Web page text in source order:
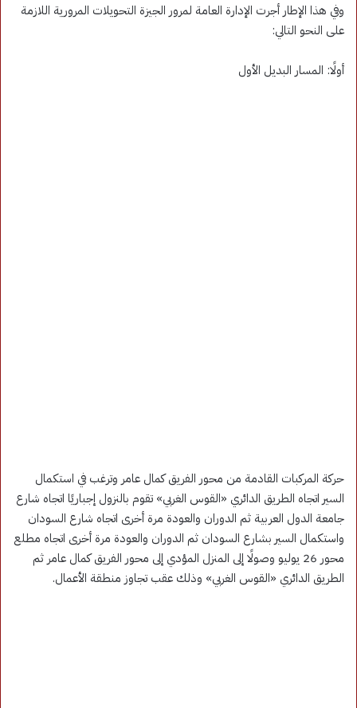
وفي هذا الإطار أجرت الإدارة العامة لمرور الجيزة التحويلات المرورية اللازمة
على النحو التالي:
أولًا: المسار البديل الأول
حركة المركبات القادمة من محور الفريق كمال عامر وترغب في استكمال
السير اتجاه الطريق الدائري «القوس الغربي» تقوم بالنزول إجباريًا اتجاه شارع
جامعة الدول العربية ثم الدوران والعودة مرة أخرى اتجاه شارع السودان
واستكمال السير بشارع السودان ثم الدوران والعودة مرة أخرى اتجاه مطلع
محور 26 يوليو وصولًا إلى المنزل المؤدي إلى محور الفريق كمال عامر ثم
الطريق الدائري «القوس الغربي» وذلك عقب تجاوز منطقة الأعمال.